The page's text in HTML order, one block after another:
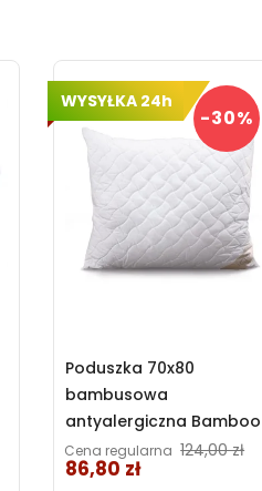
WYSYŁKA 24h
Poduszka 70x80
bambusowa
antyalergiczna Bamboo
Sen pikowana z zamkiem
Iga Home
Cena regularna 124,00 zł
-30%
86,80 zł